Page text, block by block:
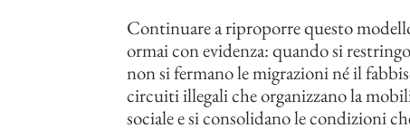
Continuare a riproporre questo
ormai con evidenza: quando si
non si fermano le migrazioni né il
circuiti illegali che organizzano la
sociale e si consolidano le condizioni